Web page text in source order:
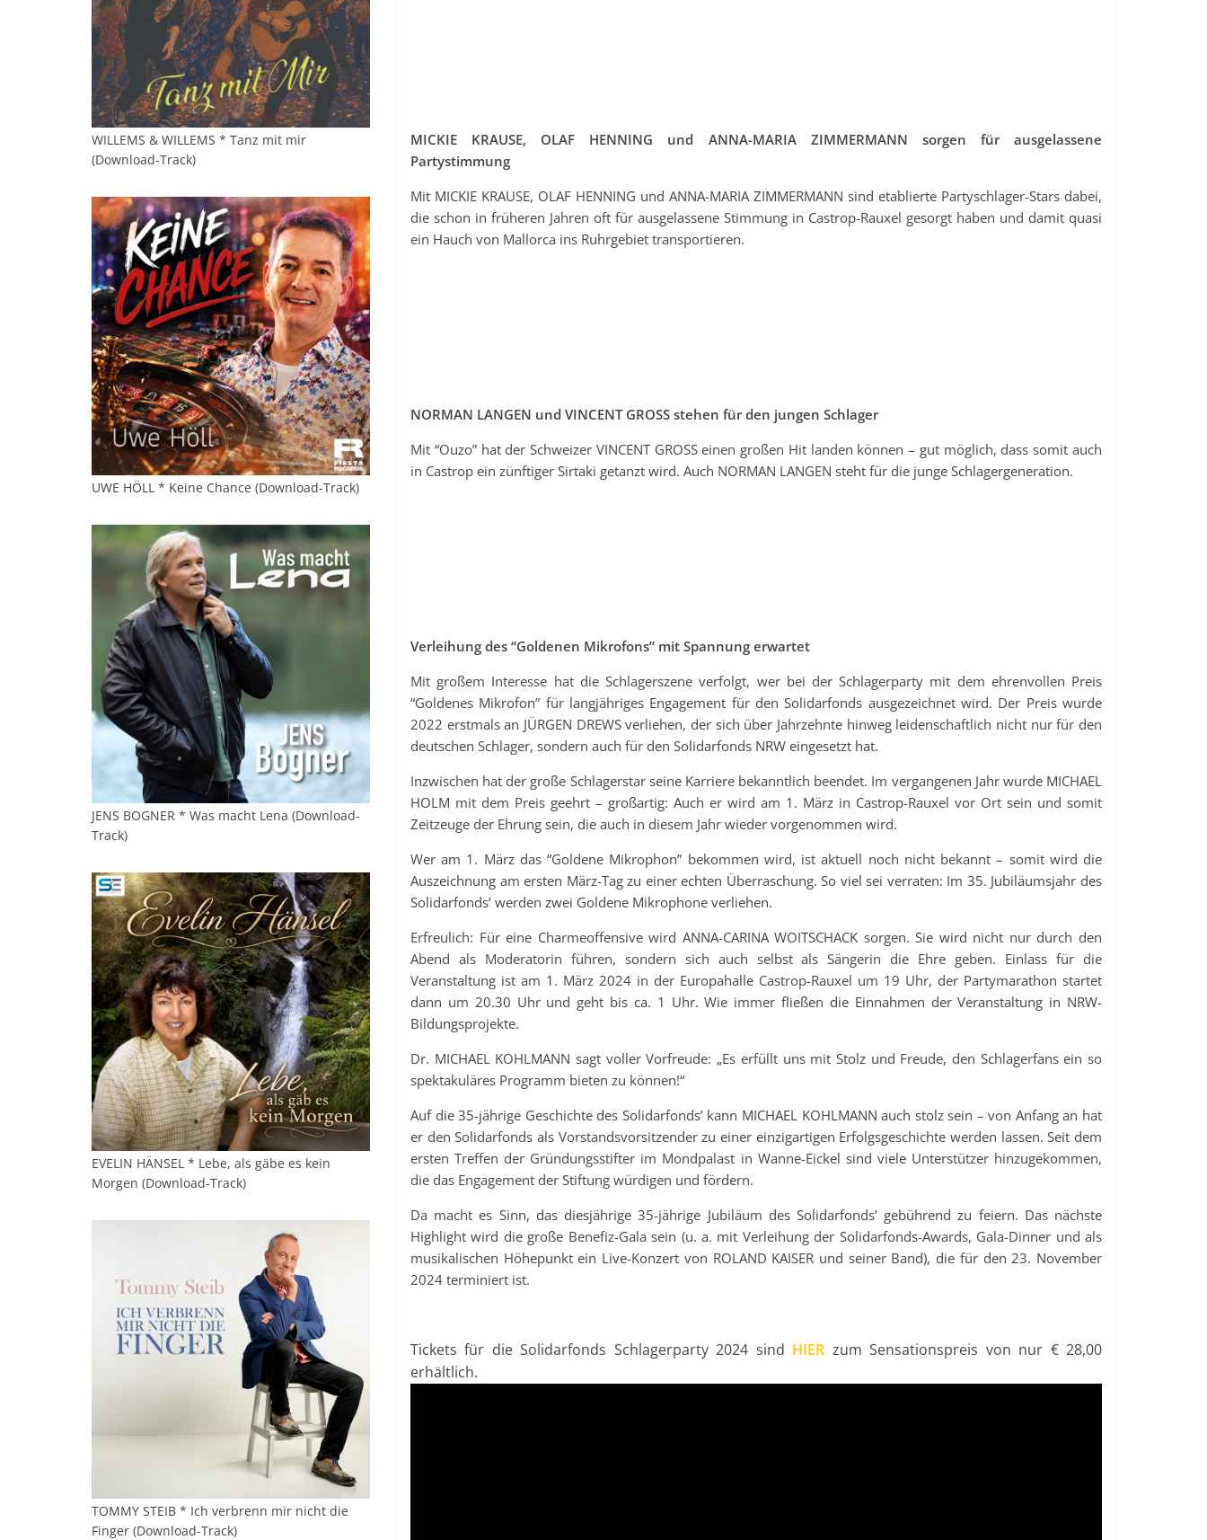
MICKIE KRAUSE, OLAF HENNING und ANNA-MARIA ZIMMERMANN sorgen für ausgelassene
Partystimmung
Mit MICKIE KRAUSE, OLAF HENNING und ANNA-MARIA ZIMMERMANN sind etablierte Partyschlager-Stars dabei,
die schon in früheren Jahren oft für ausgelassene Stimmung in Castrop-Rauxel gesorgt haben und damit quasi
ein Hauch von Mallorca ins Ruhrgebiet transportieren.
NORMAN LANGEN und VINCENT GROSS stehen für den jungen Schlager
Mit “Ouzo” hat der Schweizer VINCENT GROSS einen großen Hit landen können – gut möglich, dass somit auch
in Castrop ein zünftiger Sirtaki getanzt wird. Auch NORMAN LANGEN steht für die junge Schlagergeneration.
Verleihung des “Goldenen Mikrofons” mit Spannung erwartet
Mit großem Interesse hat die Schlagerszene verfolgt, wer bei der Schlagerparty mit dem ehrenvollen Preis
“Goldenes Mikrofon” für langjähriges Engagement für den Solidarfonds ausgezeichnet wird. Der Preis wurde
2022 erstmals an JÜRGEN DREWS verliehen, der sich über Jahrzehnte hinweg leidenschaftlich nicht nur für den
deutschen Schlager, sondern auch für den Solidarfonds NRW eingesetzt hat.
Inzwischen hat der große Schlagerstar seine Karriere bekanntlich beendet. Im vergangenen Jahr wurde MICHAEL
HOLM mit dem Preis geehrt – großartig: Auch er wird am 1. März in Castrop-Rauxel vor Ort sein und somit
Zeitzeuge der Ehrung sein, die auch in diesem Jahr wieder vorgenommen wird.
Wer am 1. März das “Goldene Mikrophon” bekommen wird, ist aktuell noch nicht bekannt – somit wird die
Auszeichnung am ersten März-Tag zu einer echten Überraschung. So viel sei verraten: Im 35. Jubiläumsjahr des
Solidarfonds’ werden zwei Goldene Mikrophone verliehen.
Erfreulich: Für eine Charmeoffensive wird ANNA-CARINA WOITSCHACK sorgen. Sie wird nicht nur durch den
Abend als Moderatorin führen, sondern sich auch selbst als Sängerin die Ehre geben. Einlass für die
Veranstaltung ist am 1. März 2024 in der Europahalle Castrop-Rauxel um 19 Uhr, der Partymarathon startet
dann um 20.30 Uhr und geht bis ca. 1 Uhr. Wie immer fließen die Einnahmen der Veranstaltung in NRW-
Bildungsprojekte.
Dr. MICHAEL KOHLMANN sagt voller Vorfreude: „Es erfüllt uns mit Stolz und Freude, den Schlagerfans ein so
spektakuläres Programm bieten zu können!“
Auf die 35-jährige Geschichte des Solidarfonds’ kann MICHAEL KOHLMANN auch stolz sein – von Anfang an hat
er den Solidarfonds als Vorstandsvorsitzender zu einer einzigartigen Erfolgsgeschichte werden lassen. Seit dem
ersten Treffen der Gründungsstifter im Mondpalast in Wanne-Eickel sind viele Unterstützer hinzugekommen,
die das Engagement der Stiftung würdigen und fördern.
Da macht es Sinn, das diesjährige 35-jährige Jubiläum des Solidarfonds’ gebührend zu feiern. Das nächste
Highlight wird die große Benefiz-Gala sein (u. a. mit Verleihung der Solidarfonds-Awards, Gala-Dinner und als
musikalischen Höhepunkt ein Live-Konzert von ROLAND KAISER und seiner Band), die für den 23. November
2024 terminiert ist.
Tickets für die Solidarfonds Schlagerparty 2024 sind HIER zum Sensationspreis von nur € 28,00
erhältlich.
WILLEMS & WILLEMS * Tanz mit mir
(Download-Track)
UWE HÖLL * Keine Chance (Download-Track)
JENS BOGNER * Was macht Lena (Download-
Track)
EVELIN HÄNSEL * Lebe, als gäbe es kein
Morgen (Download-Track)
TOMMY STEIB * Ich verbrenn mir nicht die
Finger (Download-Track)